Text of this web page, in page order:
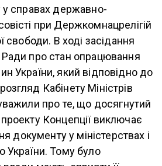
у справах державно-
при Держкомнацрелігій
свободи. В ході засідання
Ради про стан опрацювання
України, який відповідно до
Кабінету Міністрів
про те, що досягнутий
Концепції виключає
документу у міністерствах і
України. Тому було